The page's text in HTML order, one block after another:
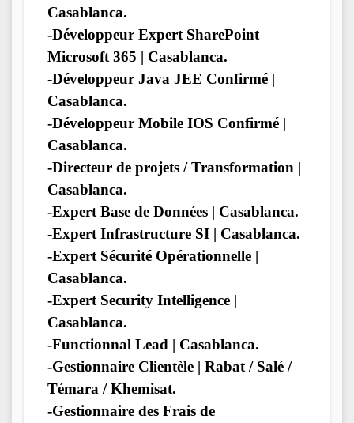
Casablanca.
-Développeur Expert SharePoint
Microsoft 365 | Casablanca.
-Développeur Java JEE Confirmé |
Casablanca.
-Développeur Mobile IOS Confirmé |
Casablanca.
-Directeur de projets / Transformation |
Casablanca.
-Expert Base de Données | Casablanca.
-Expert Infrastructure SI | Casablanca.
-Expert Sécurité Opérationnelle |
Casablanca.
-Expert Security Intelligence |
Casablanca.
-Functionnal Lead | Casablanca.
-Gestionnaire Clientèle | Rabat / Salé /
Témara / Khemisat.
-Gestionnaire des Frais de